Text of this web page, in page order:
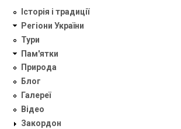
Історія і традиції
Регіони України
Тури
Пам'ятки
Природа
Блог
Галереї
Відео
Закордон